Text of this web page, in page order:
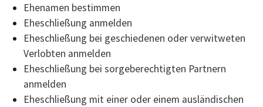
Ehenamen bestimmen
Eheschließung anmelden
Eheschließung bei geschiedenen oder verwitweten
Verlobten anmelden
Eheschließung bei sorgeberechtigten Partnern
anmelden
Eheschließung mit einer oder einem ausländischen